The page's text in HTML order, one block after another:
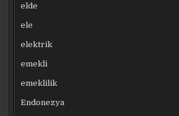
elde
ele
elektrik
emekli
emeklilik
Endonezya